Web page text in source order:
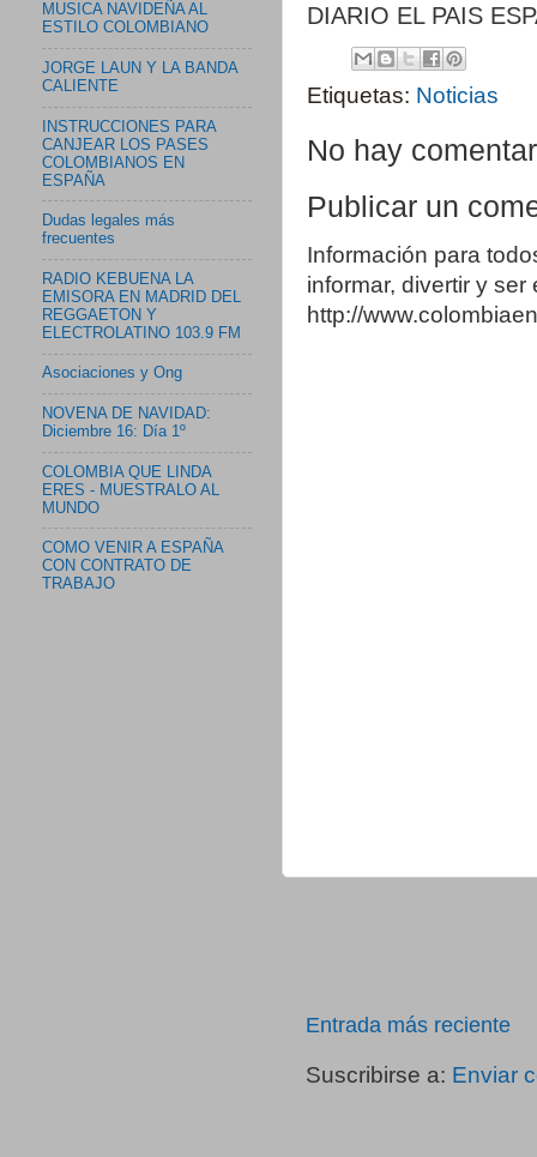
DIARIO EL PAIS
Etiquetas: Noticias
No hay
Publicar un
Información para
informar, divertir y
http://
Entrada más reciente
Suscribirse a: Enviar
MUSICA NAVIDEÑA AL
ESTILO COLOMBIANO
JORGE LAUN Y LA BANDA
CALIENTE
INSTRUCCIONES PARA
CANJEAR LOS PASES
COLOMBIANOS EN
ESPAÑA
Dudas legales más
frecuentes
RADIO KEBUENA LA
EMISORA EN MADRID DEL
REGGAETON Y
ELECTROLATINO 103.9 FM
Asociaciones y Ong
NOVENA DE NAVIDAD:
Diciembre 16: Día 1º
COLOMBIA QUE LINDA
ERES - MUESTRALO AL
MUNDO
COMO VENIR A ESPAÑA
CON CONTRATO DE
TRABAJO